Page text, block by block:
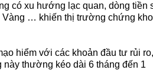
có xu hướng lạc quan, dòng tiền
Vàng … khiến thị trường chứng
hiểm với các khoản đầu tư rủi ro,
thường kéo dài 6 tháng đến 1